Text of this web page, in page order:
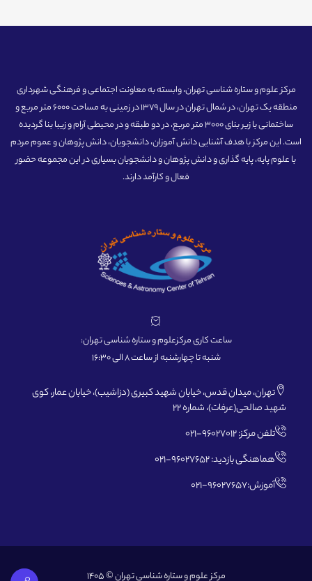
مرکز علوم و ستاره شناسی تهران، وابسته به معاونت اجتماعی و فرهنگی شهرداری
منطقه یک تهران، در شمال تهران در سال 1379 در زمینی به مساحت 6000 متر مربع و
ساختمانی با زیر بنای 3000 متر مربع، در دو طبقه و در محیطی آرام و زیبا بنا گردیده
است. این مرکز با هدف آشنایی دانش آموزان، دانشجویان، دانش پژوهان و عموم مردم
با علوم پایه، پایه گذاری و دانش پژوهان و دانشجویان بسیاری در این مجموعه حضور
فعال و کارآمد دارند.
ساعت کاری مرکزعلوم و ستاره شناسی تهران:
شنبه تا چهارشنبه از ساعت 8 الی 16:30
تهران، میدان قدس، خیابان شهید کبیری (دزاشیب)، خیابان عمار، کوی
شهید صالحی(عرفات)، شماره 22
تلفن مرکز: 96027012-021
هماهنگی بازدید: 96027652-021
آموزش:96027657-021
مرکز علوم و ستاره شناسی تهران © 1405